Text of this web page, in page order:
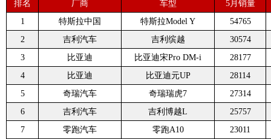
排名 厂商 车型
5月销量
1
特斯拉中国 特斯拉Model Y
54765
2
吉利汽车 吉利缤越
30574
3
比亚迪 比亚迪宋Pro DM-i
28177
4
比亚迪 比亚迪元UP
28114
5
奇瑞汽车 奇瑞瑞虎7
27314
6
吉利汽车 吉利博越L
25757
7
零跑汽车 零跑A10
23011